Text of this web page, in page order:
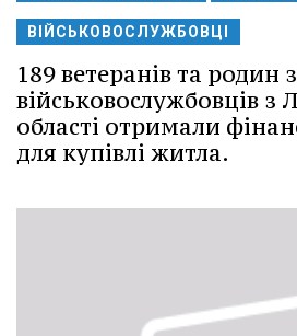
ВІЙСЬКОВОСЛУЖБОВЦІ
189 ветеранів та родин
військовослужбовців з
області отримали
для купівлі житла.